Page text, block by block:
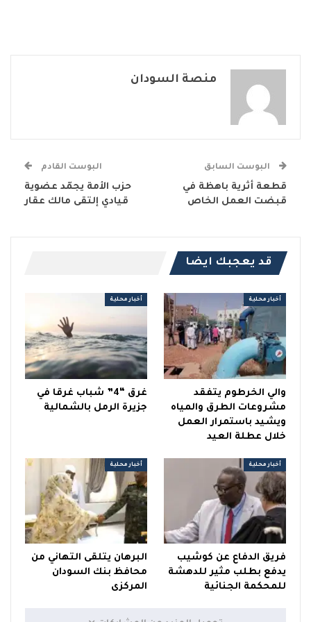
منصة السودان
البوست السابق
قطعة أثرية باهظة في
قبضت العمل الخاص
البوست القادم
حزب الأمة يجمّد عضوية
قيادي إلتقى مالك عقار
قد يعجبك ايضا
أخبار محلية
والي الخرطوم يتفقد
مشروعات الطرق والمياه
ويشيد باستمرار العمل
خلال عطلة العيد
أخبار محلية
غرق “4” شباب غرقا في
جزيرة الرمل بالشمالية
أخبار محلية
فريق الدفاع عن كوشيب
يدفع بطلب مثير للدهشة
للمحكمة الجنائية
أخبار محلية
البرهان يتلقى التهاني من
محافظ بنك السودان
المركزى